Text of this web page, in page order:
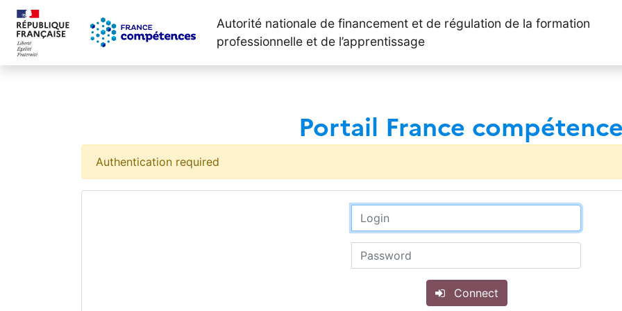
Autorité nationale de financement et de régulation de la formation
professionnelle et de l’apprentissage
Portail France
Authentication required
Connect